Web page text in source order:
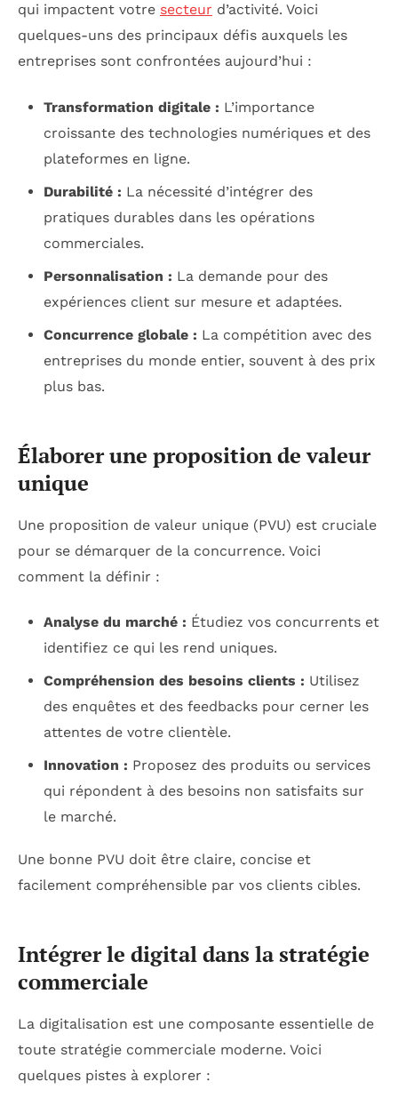
qui impactent votre secteur d’activité. Voici
quelques-uns des principaux défis auxquels les
entreprises sont confrontées aujourd’hui :
Transformation digitale : L’importance
croissante des technologies numériques et des
plateformes en ligne.
Durabilité : La nécessité d’intégrer des
pratiques durables dans les opérations
commerciales.
Personnalisation : La demande pour des
expériences client sur mesure et adaptées.
Concurrence globale : La compétition avec des
entreprises du monde entier, souvent à des prix
plus bas.
Élaborer une proposition de valeur
unique
Une proposition de valeur unique (PVU) est cruciale
pour se démarquer de la concurrence. Voici
comment la définir :
Analyse du marché : Étudiez vos concurrents et
identifiez ce qui les rend uniques.
Compréhension des besoins clients : Utilisez
des enquêtes et des feedbacks pour cerner les
attentes de votre clientèle.
Innovation : Proposez des produits ou services
qui répondent à des besoins non satisfaits sur
le marché.
Une bonne PVU doit être claire, concise et
facilement compréhensible par vos clients cibles.
Intégrer le digital dans la stratégie
commerciale
La digitalisation est une composante essentielle de
toute stratégie commerciale moderne. Voici
quelques pistes à explorer :